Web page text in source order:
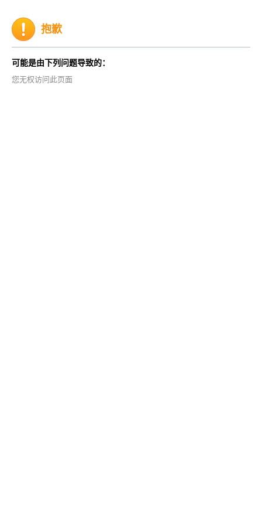
抱歉
可能是由下列问题导致的：
您无权访问此页面